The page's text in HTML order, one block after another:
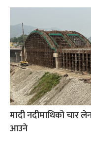
मादी नदीमाथिको चार
आउने